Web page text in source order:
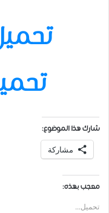
شارك هذا الموضوع:
مشاركة
معجب بهذه:
تحميل...